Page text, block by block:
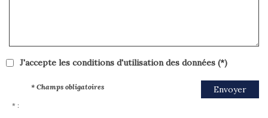
J'accepte les conditions d'utilisation des données (*)
Envoyer
* Champs obligatoires
* :